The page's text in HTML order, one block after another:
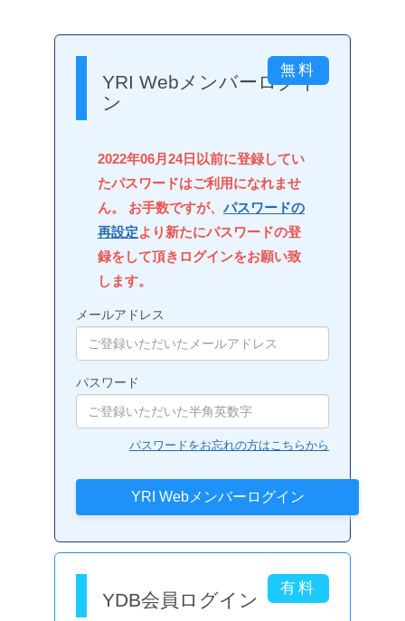
YRI Webメンバーログイ
ン
2022年06月24日以前に登録してい
たパスワードはご利用になれませ
ん。 お手数ですが、 パスワードの
再設定より新たにパスワードの登
録をして頂きログインをお願い致
します。
メールアドレス
パスワード
パスワードをお忘れの方はこちらから
YDB会員ログイン